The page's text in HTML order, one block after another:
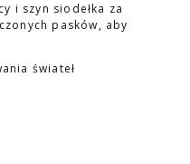
i szyn siodełka za
pasków, aby
świateł